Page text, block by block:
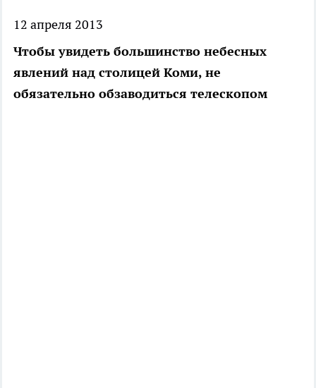
12 апреля 2013
Чтобы увидеть большинство небесных
явлений над столицей Коми, не
обязательно обзаводиться телескопом